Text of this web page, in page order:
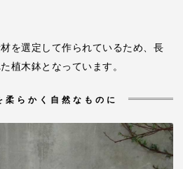
を選定して作られているため、長
植木鉢となっています。
柔らかく自然なものに